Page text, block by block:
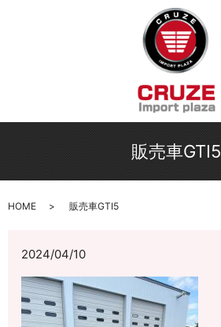
販売車GTI5
HOME 販売車GTI5
2024/04/10